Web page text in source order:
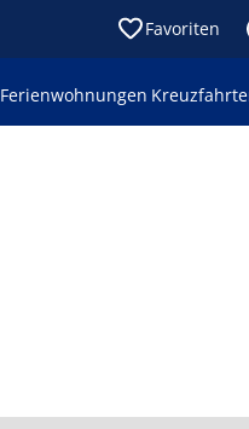
Favoriten
Ferienwohnungen